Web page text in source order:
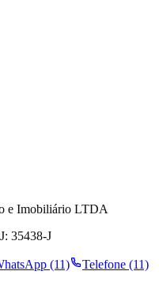
e Imobiliário LTDA
35438-J
(11)
Telefone (11)